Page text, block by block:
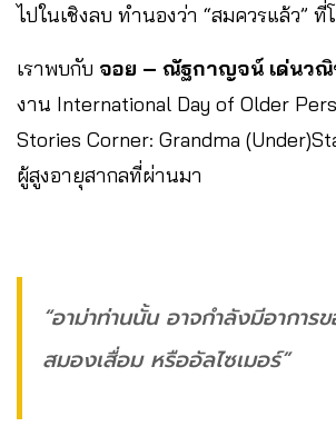
ไปในเชิงลบ ทำนองว่า “สมควรแล้ว”
เราพบกับ จอย – ณัฐกาญจน์ เด่นวณิ
งาน International Day of Older
Stories Corner: Grandma
ผู้สูงอายุสากลที่ผ่านมา
“อาม่าท่านนั้น อาจกำลังมีอาการ
สมองเสื่อม หรืออัลไซเมอร์”